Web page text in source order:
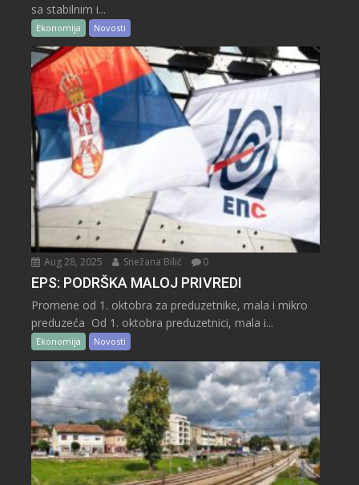
sa stabilnim i...
Ekonomija Novosti
Aug 28, 2025 Snežana Bilić 0
EPS: PODRŠKA MALOJ PRIVREDI
Promene od 1. oktobra za preduzetnike, mala i mikro
preduzeća Od 1. oktobra preduzetnici, mala i...
Ekonomija Novosti